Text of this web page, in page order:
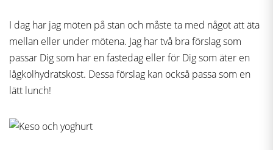
I dag har jag möten på stan och måste ta med något att äta
mellan eller under mötena. Jag har två bra förslag som
passar Dig som har en fastedag eller för Dig som äter en
lågkolhydratskost. Dessa förslag kan också passa som en
lätt lunch!